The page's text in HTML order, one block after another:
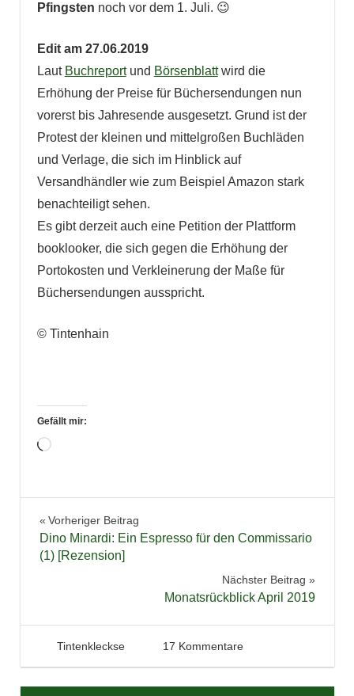
Pfingsten noch vor dem 1. Juli. 😉
Edit am 27.06.2019
Laut Buchreportund Börsenblattwird die
Erhöhung der Preise für Büchersendungen nun
vorerst bis Jahresende ausgesetzt. Grund ist der
Protest der kleinen und mittelgroßen Buchläden
und Verlage, die sich im Hinblick auf
Versandhändler wie zum Beispiel Amazon stark
benachteiligt sehen.
Es gibt derzeit auch eine Petition der Plattform
booklooker, die sich gegen die Erhöhung der
Portokosten und Verkleinerung der Maße für
Büchersendungen ausspricht.
© Tintenhain
Gefällt mir:
Wird
Beitragsnavigation
Vorheriger Beitrag
Dino Minardi: Ein Espresso für den Commissario
(1) [Rezension]
Nächster Beitrag
Monatsrückblick April 2019
3. Mai 2019
Tintenhain
Tintenkleckse 17 Kommentare